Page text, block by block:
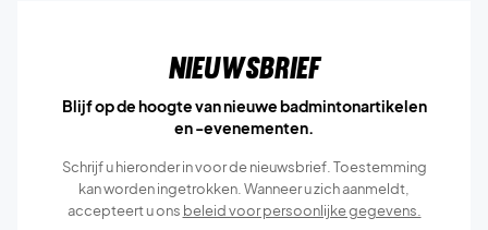
Nieuwsbrief
Blijf op de hoogte van nieuwe badmintonartikelen
en -evenementen.
Schrijf u hieronder in voor de nieuwsbrief. Toestemming
kan worden ingetrokken. Wanneer u zich aanmeldt,
accepteert u ons beleid voor persoonlijke gegevens.